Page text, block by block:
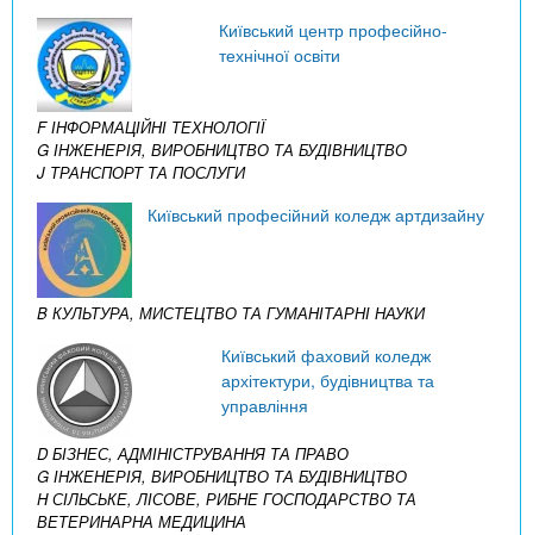
Київський центр професійно-
технічної освіти
F ІНФОРМАЦІЙНІ ТЕХНОЛОГІЇ
G ІНЖЕНЕРІЯ, ВИРОБНИЦТВО ТА БУДІВНИЦТВО
J ТРАНСПОРТ ТА ПОСЛУГИ
Київський професійний коледж артдизайну
B КУЛЬТУРА, МИСТЕЦТВО ТА ГУМАНІТАРНІ НАУКИ
Київський фаховий коледж
архітектури, будівництва та
управління
D БІЗНЕС, АДМІНІСТРУВАННЯ ТА ПРАВО
G ІНЖЕНЕРІЯ, ВИРОБНИЦТВО ТА БУДІВНИЦТВО
H СІЛЬСЬКЕ, ЛІСОВЕ, РИБНЕ ГОСПОДАРСТВО ТА
ВЕТЕРИНАРНА МЕДИЦИНА